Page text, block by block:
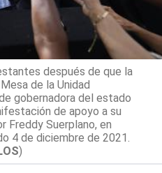
después de que la
de la Unidad
gobernadora del estado
de apoyo a su
Freddy Suerplano, en
4 de diciembre de 2021.
)